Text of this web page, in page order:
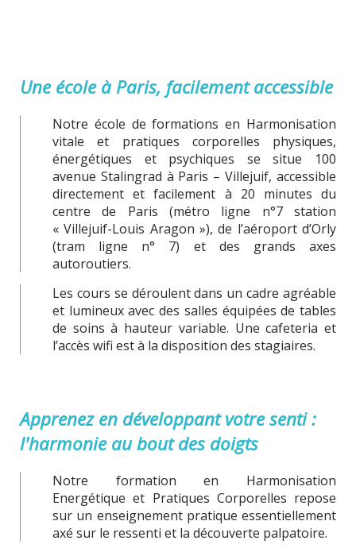
Une école à Paris, facilement accessible
Notre école de formations en Harmonisation
vitale et pratiques corporelles physiques,
énergétiques et psychiques se situe 100
avenue Stalingrad à Paris – Villejuif, accessible
directement et facilement à 20 minutes du
centre de Paris (métro ligne n°7 station
« Villejuif-Louis Aragon »), de l’aéroport d’Orly
(tram ligne n° 7) et des grands axes
autoroutiers.
Les cours se déroulent dans un cadre agréable
et lumineux avec des salles équipées de tables
de soins à hauteur variable. Une cafeteria et
l’accès wifi est à la disposition des stagiaires.
Apprenez en développant votre senti :
l'harmonie au bout des doigts
Notre formation en Harmonisation
Energétique et Pratiques Corporelles repose
sur un enseignement pratique essentiellement
axé sur le ressenti et la découverte palpatoire.